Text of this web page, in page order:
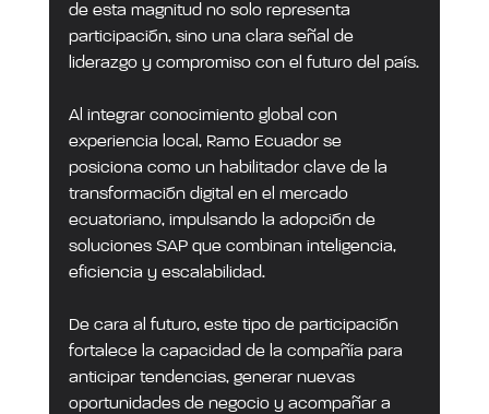
de esta magnitud no solo representa
participación, sino una clara señal de
liderazgo y compromiso con el futuro del país.
Al integrar conocimiento global con
experiencia local, Ramo Ecuador se
posiciona como un habilitador clave de la
transformación digital en el mercado
ecuatoriano, impulsando la adopción de
soluciones SAP que combinan inteligencia,
eficiencia y escalabilidad.
De cara al futuro, este tipo de participación
fortalece la capacidad de la compañía para
anticipar tendencias, generar nuevas
oportunidades de negocio y acompañar a